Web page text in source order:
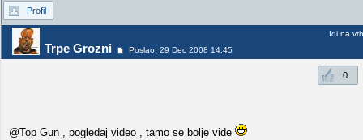
Profil
Trpe Grozni Poslao: 29 Dec 2008 14:45
Idi na vrh
0
@Top Gun , pogledaj video , tamo se bolje vide